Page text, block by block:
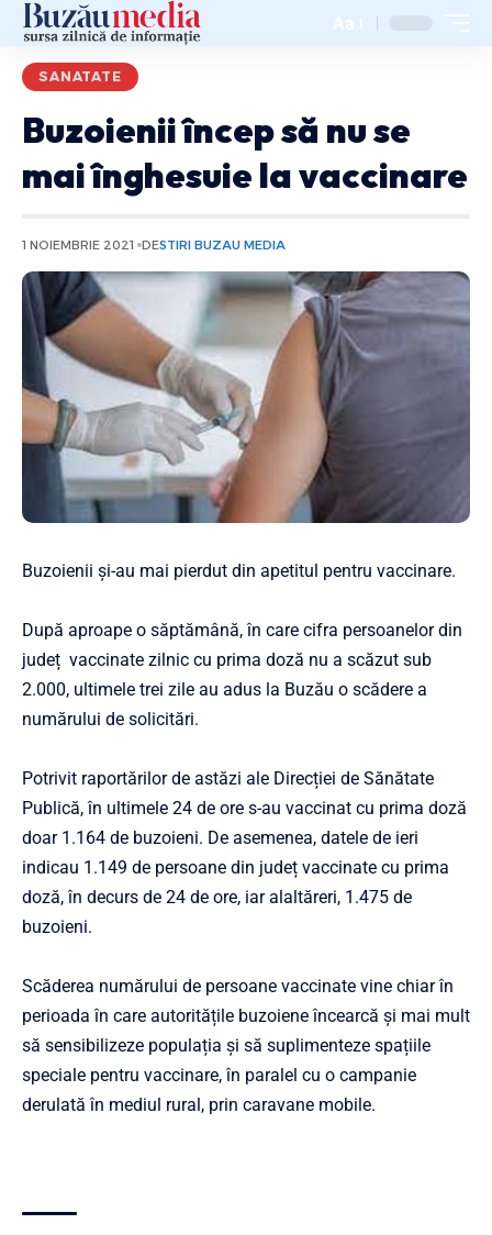
Aa
SANATATE
Buzoienii încep să nu se
mai înghesuie la vaccinare
1 NOIEMBRIE 2021 DESTIRI BUZAU MEDIA
Buzoienii și-au mai pierdut din apetitul pentru vaccinare.
După aproape o săptămână, în care cifra persoanelor din
județ vaccinate zilnic cu prima doză nu a scăzut sub
2.000, ultimele trei zile au adus la Buzău o scădere a
numărului de solicitări.
Potrivit raportărilor de astăzi ale Direcției de Sănătate
Publică, în ultimele 24 de ore s-au vaccinat cu prima doză
doar 1.164 de buzoieni. De asemenea, datele de ieri
indicau 1.149 de persoane din județ vaccinate cu prima
doză, în decurs de 24 de ore, iar alaltăreri, 1.475 de
buzoieni.
Scăderea numărului de persoane vaccinate vine chiar în
perioada în care autoritățile buzoiene încearcă și mai mult
să sensibilizeze populația și să suplimenteze spațiile
speciale pentru vaccinare, în paralel cu o campanie
derulată în mediul rural, prin caravane mobile.